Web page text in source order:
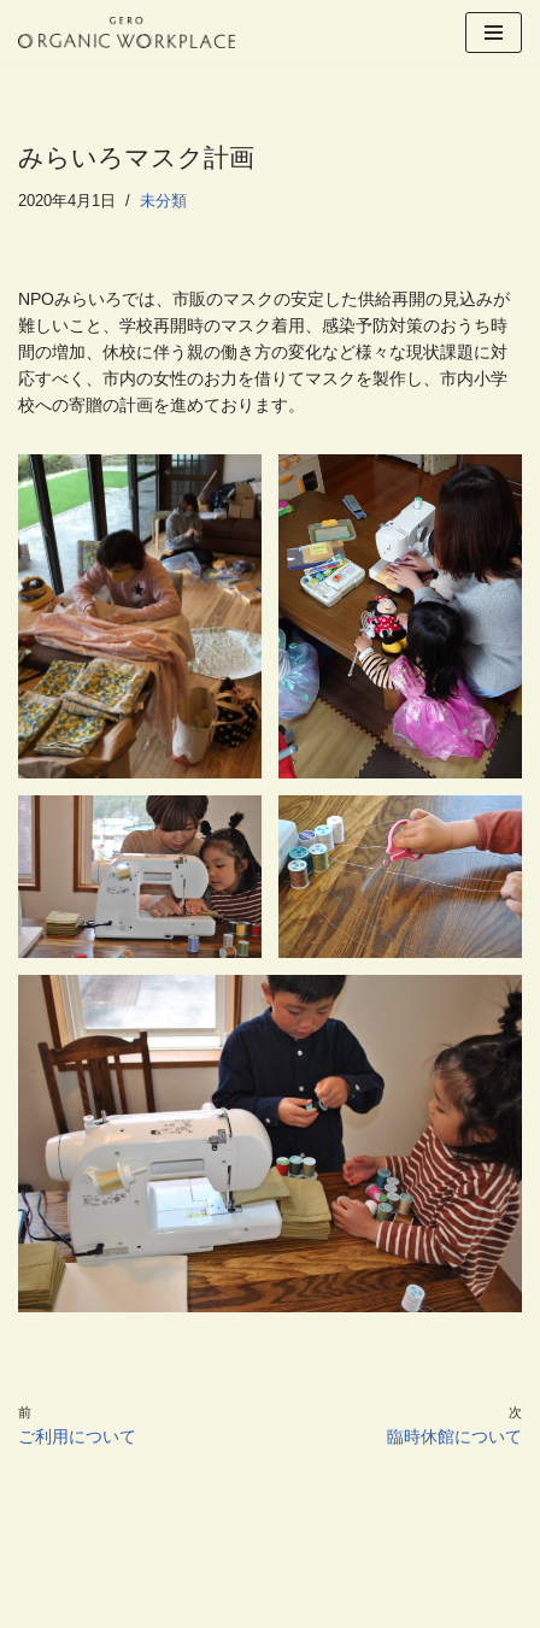
ツ
へ
プ
みらいろマスク計画
2020年4月1日 未分類
NPOみらいろでは、市販のマスクの安定した供給再開の見込みが
難しいこと、学校再開時のマスク着用、感染予防対策のおうち時
間の増加、休校に伴う親の働き方の変化など様々な現状課題に対
応すべく、市内の女性のお力を借りてマスクを製作し、市内小学
校への寄贈の計画を進めております。
前
ご利用について
次
臨時休館について